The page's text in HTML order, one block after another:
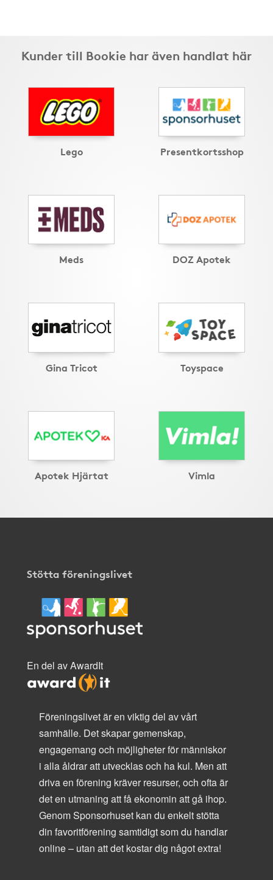
Kunder till Bookie har även handlat här
Lego Presentkortsshop
Meds DOZ Apotek
Gina Tricot Toyspace
Apotek Hjärtat Vimla
Stötta föreningslivet
En del av AwardIt
Föreningslivet är en viktig del av vårt
samhälle. Det skapar gemenskap,
engagemang och möjligheter för människor
i alla åldrar att utvecklas och ha kul. Men att
driva en förening kräver resurser, och ofta är
det en utmaning att få ekonomin att gå ihop.
Genom Sponsorhuset kan du enkelt stötta
din favoritförening samtidigt som du handlar
online – utan att det kostar dig något extra!